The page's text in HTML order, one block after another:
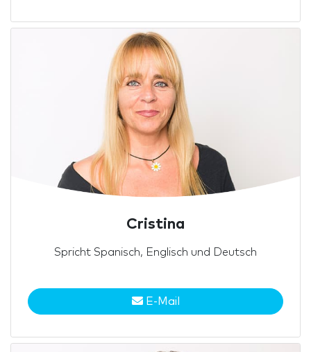
Cristina
Spricht Spanisch, Englisch und Deutsch
E-Mail